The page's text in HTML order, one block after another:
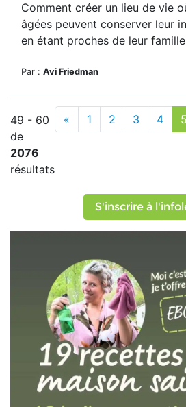
Comment créer un lieu de vie
âgées peuvent conserver leur
en étant proches de leur
Par : Avi Friedman
49 - 60
de
2076
résultats
« 1 2 3 4 5
S'inscrire à